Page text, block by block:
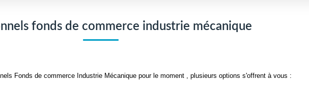
fonds de commerce industrie mécanique
Fonds de commerce Industrie Mécanique pour le moment , plusieurs options s'offrent à vous :